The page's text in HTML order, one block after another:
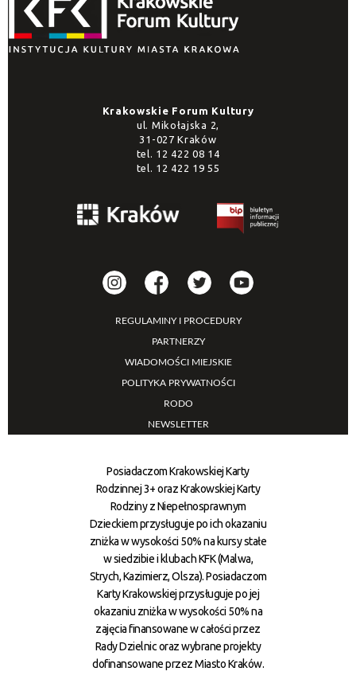
Krakowskie Forum Kultury
ul. Mikołajska 2,
31-027 Kraków
tel. 12 422 08 14
tel. 12 422 19 55
REGULAMINY I PROCEDURY
PARTNERZY
WIADOMOŚCI MIEJSKIE
POLITYKA PRYWATNOŚCI
RODO
NEWSLETTER
Posiadaczom Krakowskiej Karty
Rodzinnej 3+ oraz Krakowskiej Karty
Rodziny z Niepełnosprawnym
Dzieckiem przysługuje po ich okazaniu
zniżka w wysokości 50% na kursy stałe
w siedzibie i klubach KFK (Malwa,
Strych, Kazimierz, Olsza). Posiadaczom
Karty Krakowskiej przysługuje po jej
okazaniu zniżka w wysokości 50% na
zajęcia finansowane w całości przez
Rady Dzielnic oraz wybrane projekty
dofinansowane przez Miasto Kraków.